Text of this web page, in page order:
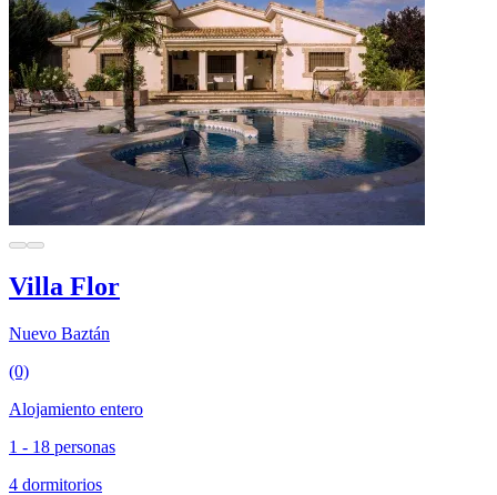
Villa Flor
Nuevo Baztán
(0)
Alojamiento entero
1 - 18 personas
4 dormitorios